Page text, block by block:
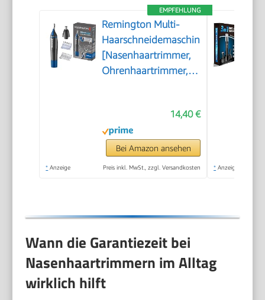
EMPFEHLUNG
Remington Multi-
Haarschneidemaschine
[Nasenhaartrimmer,
Ohrenhaartrimmer,
Auswaschfunktions-
Knopf inkl. 3
NE3850
14,40 €
Bei Amazon ansehen
* Anzeige Preis inkl. MwSt., zzgl. Versandkosten * Anzeige
Wann die Garantiezeit bei
Nasenhaartrimmern im Alltag
wirklich hilft